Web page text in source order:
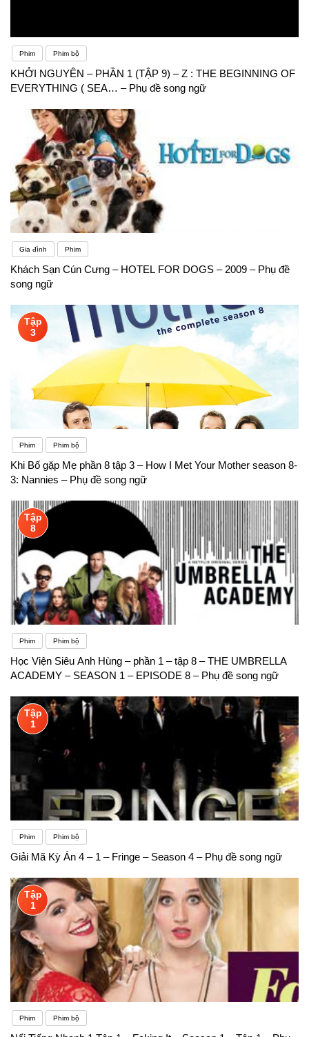
Phim Phim bộ
KHỞI NGUYÊN – PHẦN 1 (TẬP 9) – Z : THE BEGINNING OF
EVERYTHING ( SEA… – Phụ đề song ngữ
Gia đình Phim
Khách Sạn Cún Cưng – HOTEL FOR DOGS – 2009 – Phụ đề
song ngữ
Tập
3
Phim Phim bộ
Khi Bố gặp Mẹ phần 8 tập 3 – How I Met Your Mother season 8-
3: Nannies – Phụ đề song ngữ
Tập
8
Phim Phim bộ
Học Viện Siêu Anh Hùng – phần 1 – tập 8 – THE UMBRELLA
ACADEMY – SEASON 1 – EPISODE 8 – Phụ đề song ngữ
Tập
1
Phim Phim bộ
Giải Mã Kỳ Án 4 – 1 – Fringe – Season 4 – Phụ đề song ngữ
Tập
1
Phim Phim bộ